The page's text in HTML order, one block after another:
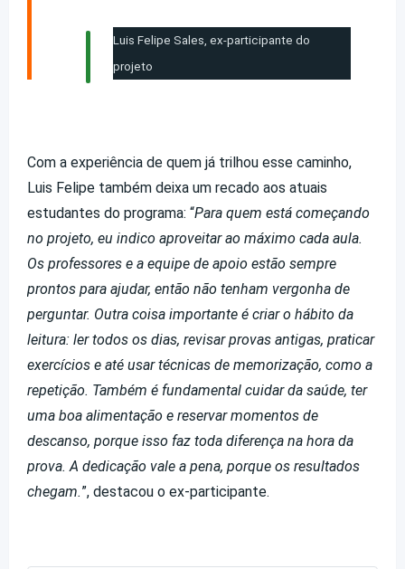
Luis Felipe Sales, ex-participante do
projeto
Com a experiência de quem já trilhou esse caminho,
Luis Felipe também deixa um recado aos atuais
estudantes do programa: “Para quem está começando
no projeto, eu indico aproveitar ao máximo cada aula.
Os professores e a equipe de apoio estão sempre
prontos para ajudar, então não tenham vergonha de
perguntar. Outra coisa importante é criar o hábito da
leitura: ler todos os dias, revisar provas antigas, praticar
exercícios e até usar técnicas de memorização, como a
repetição. Também é fundamental cuidar da saúde, ter
uma boa alimentação e reservar momentos de
descanso, porque isso faz toda diferença na hora da
prova. A dedicação vale a pena, porque os resultados
chegam.”, destacou o ex-participante.